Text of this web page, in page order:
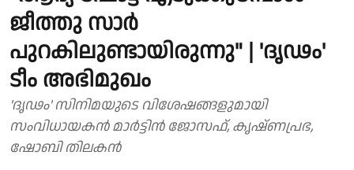
ജീത്തു സാർ
പുറകിലുണ്ടായിരുന്നു" | 'ദൃഢം'
ടീം അഭിമുഖം
'ദൃഢം' സിനിമയുടെ വിശേഷങ്ങളുമായി
സംവിധായകൻ മാർട്ടിൻ ജോസഫ്, കൃഷ്ണപ്രഭ,
ഷോബി തിലകൻ